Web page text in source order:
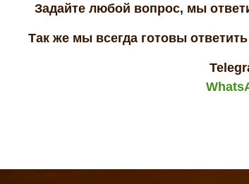
Задайте любой вопрос, мы
Так же мы всегда готовы